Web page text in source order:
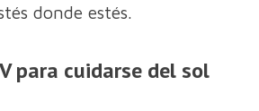
donde estés.
para cuidarse del sol